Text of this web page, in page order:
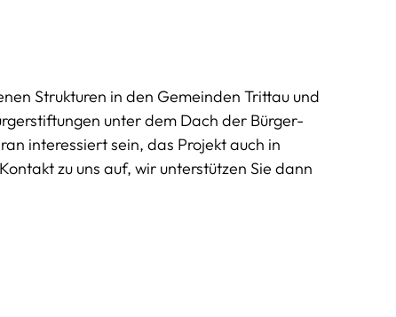
Strukturen in den Gemeinden Trittau und
unter dem Dach der Bürger-
interessiert sein, das Projekt auch in
zu uns auf, wir unterstützen Sie dann